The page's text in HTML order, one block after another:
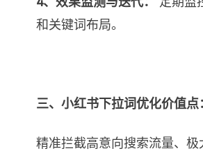
和关键词布局。
三、小红书下拉词优化价值点
精准拦截高意向搜索流量、